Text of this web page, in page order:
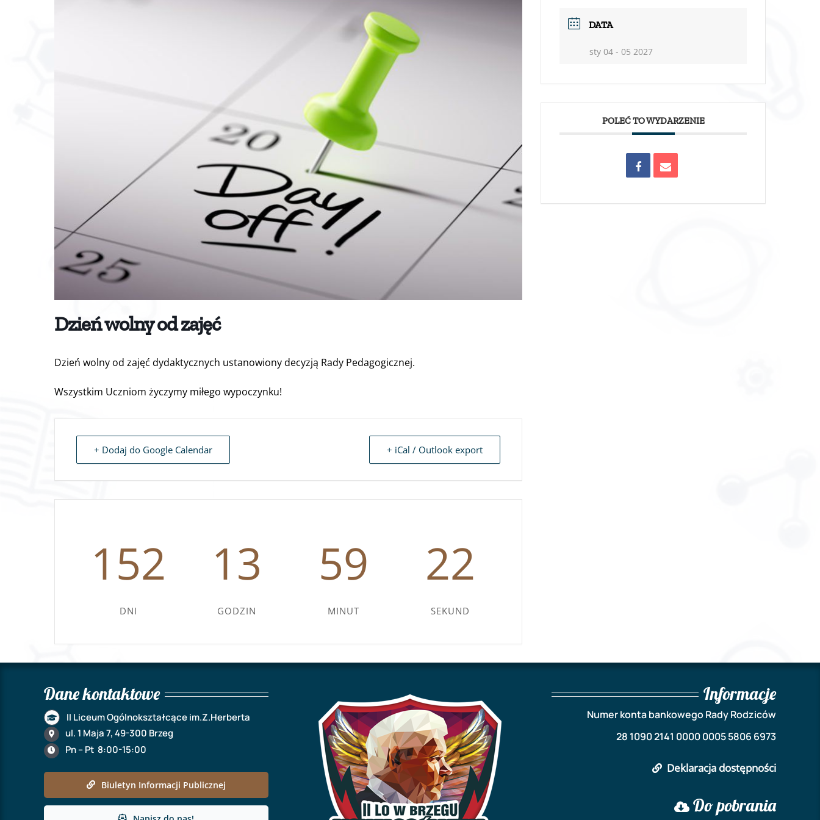
Dzień wolny od zajęć
Dzień wolny od zajęć dydaktycznych ustanowiony decyzją Rady Pedagogicznej.
Wszystkim Uczniom życzymy miłego wypoczynku!
+ Dodaj do Google Calendar + iCal / Outlook export
152
DNI
13
GODZIN
59
MINUT
22
SEKUND
DATA
sty 04 - 05 2027
POLEĆ TO WYDARZENIE
Dane kontaktowe
II Liceum Ogólnokształcące im.Z.Herberta
ul. 1 Maja 7, 49-300 Brzeg
Pn – Pt 8:00-15:00
Biuletyn Informacji Publicznej
Informacje
Numer konta bankowego Rady Rodziców
28 1090 2141 0000 0005 5806 6973
Deklaracja dostępności
Do pobrania